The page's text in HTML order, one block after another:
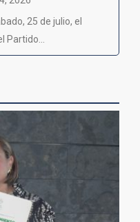
25 de julio, el